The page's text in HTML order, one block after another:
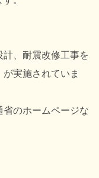
、耐震改修工事を
実施されていま
のホームページな